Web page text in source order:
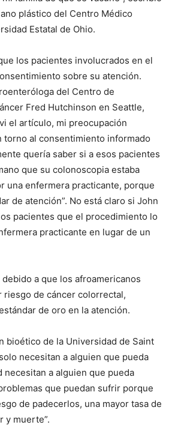
I WANT IN
thePrivacy Policy.
plástico del Centro Médico
Estatal de Ohio.
los pacientes involucrados en el
sobre su atención.
del Centro de
Fred Hutchinson en Seattle,
el artículo, mi preocupación
torno al consentimiento informado
quería saber si a esos pacientes
que su colonoscopia estaba
una enfermera practicante, porque
de atención”. No está claro si John
pacientes que el procedimiento lo
practicante en lugar de un
a que los afroamericanos
riesgo de cáncer colorrectal,
de oro en la atención.
bioético de la Universidad de Saint
necesitan a alguien que pueda
necesitan a alguien que pueda
que puedan sufrir porque
de padecerlos, una mayor tasa de
y muerte”.